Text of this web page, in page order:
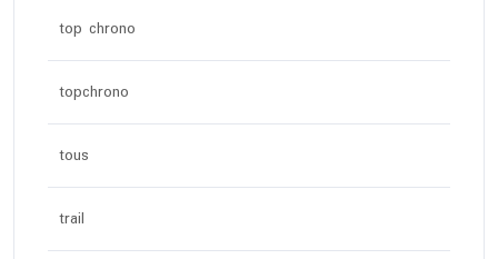
top chrono
topchrono
tous
trail